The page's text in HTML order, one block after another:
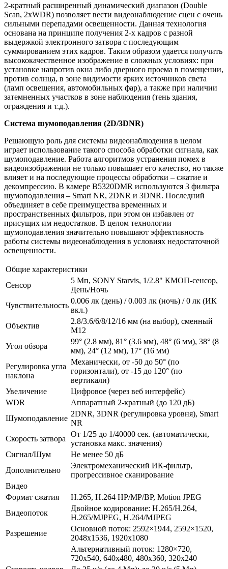
2-кратный расширенный динамический диапазон (Double
Scan, 2xWDR) позволяет вести видеонаблюдение сцен с очень
сильными перепадами освещенности. Данная технология
основана на принципе получения 2-х кадров с разной
выдержкой электронного затвора с последующим
суммированием этих кадров. Таким образом удается получить
высококачественное изображение в сложных условиях: при
установке напротив окна либо дверного проема в помещении,
против солнца, в зоне видимости ярких источников света
(ламп освещения, автомобильных фар), а также при наличии
затемненных участков в зоне наблюдения (тень здания,
ограждения и т.д.).
Система шумоподавления (2D/3DNR)
Решающую роль для системы видеонаблюдения в целом
играет использование такого способа обработки сигнала, как
шумоподавление. Работа алгоритмов устранения помех в
видеоизображении не только повышает его качество, но также
влияет и на последующие процессы обработки – сжатие и
декомпрессию. В камере B5320DMR используются 3 фильтра
шумоподавления – Smart NR, 2DNR и 3DNR. Последний
объединяет в себе преимущества временных и
пространственных фильтров, при этом он избавлен от
присущих им недостатков. В целом технологии
шумоподавления значительно повышают эффективность
работы системы видеонаблюдения в условиях недостаточной
освещенности.
Общие характеристики
Сенсор
5 Мп, SONY Starvis, 1/2.8" КМОП-сенсор,
День/Ночь
Чувствительность
0.006 лк (день) / 0.003 лк (ночь) / 0 лк (ИК
вкл.)
Объектив
2.8/3.6/6/8/12/16 мм (на выбор), сменный
М12
Угол обзора
99° (2.8 мм), 81° (3.6 мм), 48° (6 мм), 38° (8
мм), 24° (12 мм), 17° (16 мм)
Регулировка угла
наклона
Механически, от -50 до 50° (по
горизонтали), от -15 до 120° (по
вертикали)
Увеличение
Цифровое (через веб интерфейс)
WDR
Аппаратный 2-кратный (до 120 дБ)
Шумоподавление
2DNR, 3DNR (регулировка уровня), Smart
NR
Скорость затвора
От 1/25 до 1/40000 сек. (автоматически,
установка макс. значения)
Сигнал/Шум
Не менее 50 дБ
Дополнительно
Электромеханический ИК-фильтр,
прогрессивное сканирование
Видео
Формат сжатия
H.265, H.264 HP/MP/BP, Motion JPEG
Видеопоток
Двойное кодирование: H.265/H.264,
H.265/MJPEG, Н.264/MJPEG
Разрешение
Основной поток: 2592×1944, 2592×1520,
2048х1536, 1920х1080
Альтернативный поток: 1280×720,
720x540, 640x480, 480x360, 320x240